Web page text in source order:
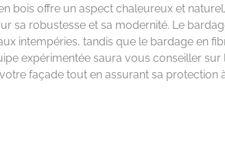
bois offre un aspect chaleureux et
sa robustesse et sa modernité. Le
intempéries, tandis que le bardage en
expérimentée saura vous conseiller
façade tout en assurant sa protection